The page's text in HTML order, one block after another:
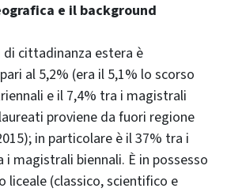
e il background
cittadinanza estera è
al 5,2% (era il 5,1% lo scorso
e il 7,4% tra i magistrali
proviene da fuori regione
in particolare è il 37% tra i
magistrali biennali. È in possesso
liceale (classico, scientifico e